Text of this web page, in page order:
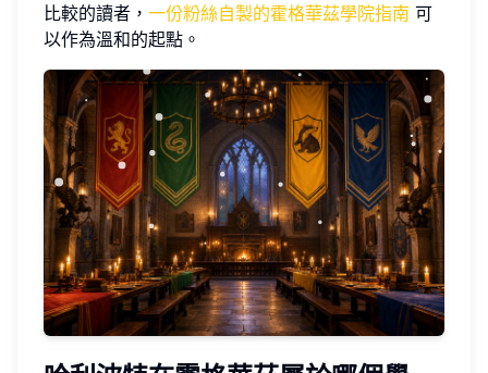
比較的讀者， 一份粉絲自製的霍格華茲學院指南 可
以作為溫和的起點。